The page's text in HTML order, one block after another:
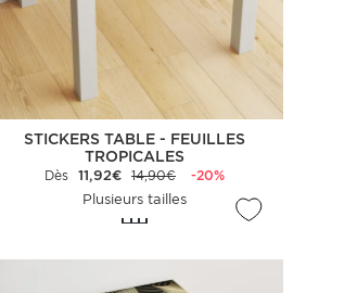
STICKERS TABLE - FEUILLES
TROPICALES
Dès 11,92€ 14,90€
-20%
Plusieurs tailles